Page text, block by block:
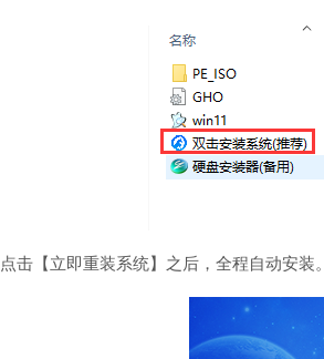
点击【立即重装系统】之后，全程自动安装。